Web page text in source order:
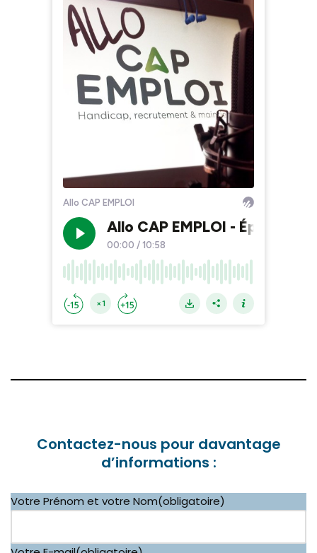
Contactez-nous pour davantage
d’informations :
Votre Prénom et votre Nom(obligatoire)